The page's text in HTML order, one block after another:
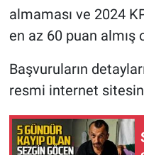
almaması ve 2024
en az 60 puan almış
Başvuruların
resmi internet